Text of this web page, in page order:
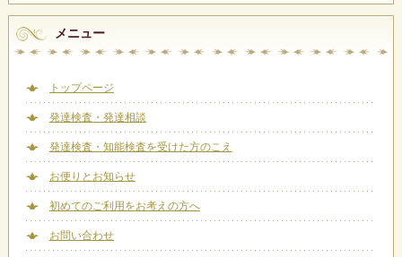
メニュー
トップページ
発達検査・発達相談
発達検査・知能検査を受けた方のこえ
お便りとお知らせ
初めてのご利用をお考えの方へ
お問い合わせ